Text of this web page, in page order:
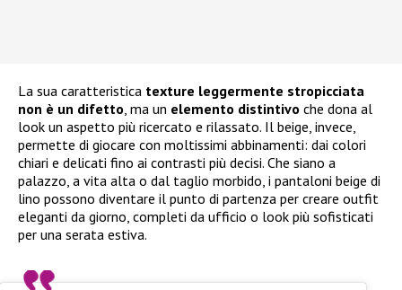
La sua caratteristica texture leggermente stropicciata
non è un difetto , ma un elemento distintivo che dona al
look un aspetto più ricercato e rilassato. Il beige, invece,
permette di giocare con moltissimi abbinamenti: dai colori
chiari e delicati fino ai contrasti più decisi. Che siano a
palazzo, a vita alta o dal taglio morbido, i pantaloni beige di
lino possono diventare il punto di partenza per creare outfit
eleganti da giorno, completi da ufficio o look più sofisticati
per una serata estiva.